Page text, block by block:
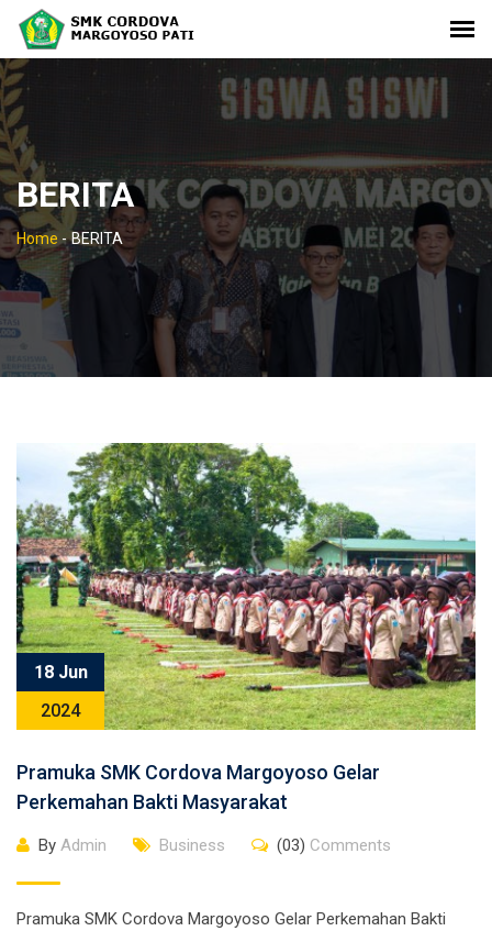
BERITA
Home - BERITA
18 Jun
2024
Pramuka SMK Cordova Margoyoso Gelar
Perkemahan Bakti Masyarakat
By Admin Business (03) Comments
Pramuka SMK Cordova Margoyoso Gelar Perkemahan Bakti